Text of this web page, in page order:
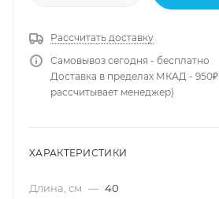
Рассчитать доставку
Самовывоз сегодня - бесплатно
Доставка в пределах МКАД -
рассчитывает менеджер)
ХАРАКТЕРИСТИКИ
Длина, см — 40